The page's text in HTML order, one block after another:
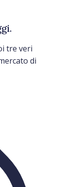
tre veri
di